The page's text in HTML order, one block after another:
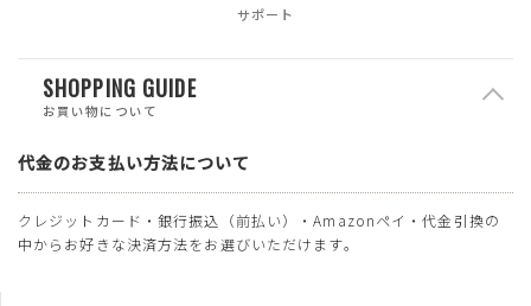
サポート
SHOPPING GUIDE
お買い物について
代金のお支払い方法について
クレジットカード・銀行振込（前払い）・Amazonペイ・代金引換の
中からお好きな決済方法をお選びいただけます。